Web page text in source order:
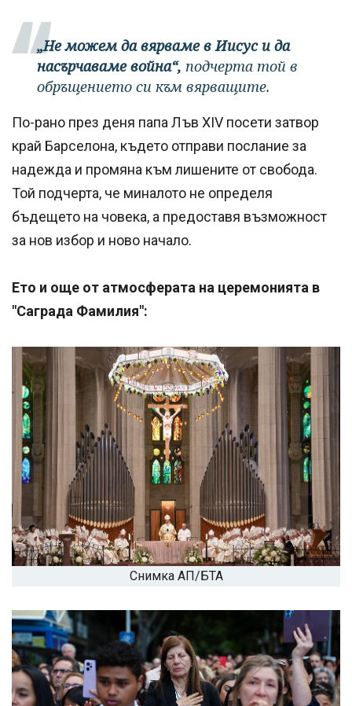
„Не можем да вярваме в Иисус и да
насърчаваме война“, подчерта той в
обръщението си към вярващите.
По-рано през деня папа Лъв XIV посети затвор
край Барселона, където отправи послание за
надежда и промяна към лишените от свобода.
Той подчерта, че миналото не определя
бъдещето на човека, а предоставя възможност
за нов избор и ново начало.
Ето и още от атмосферата на церемонията в
"Саграда Фамилия":
Снимка АП/БТА